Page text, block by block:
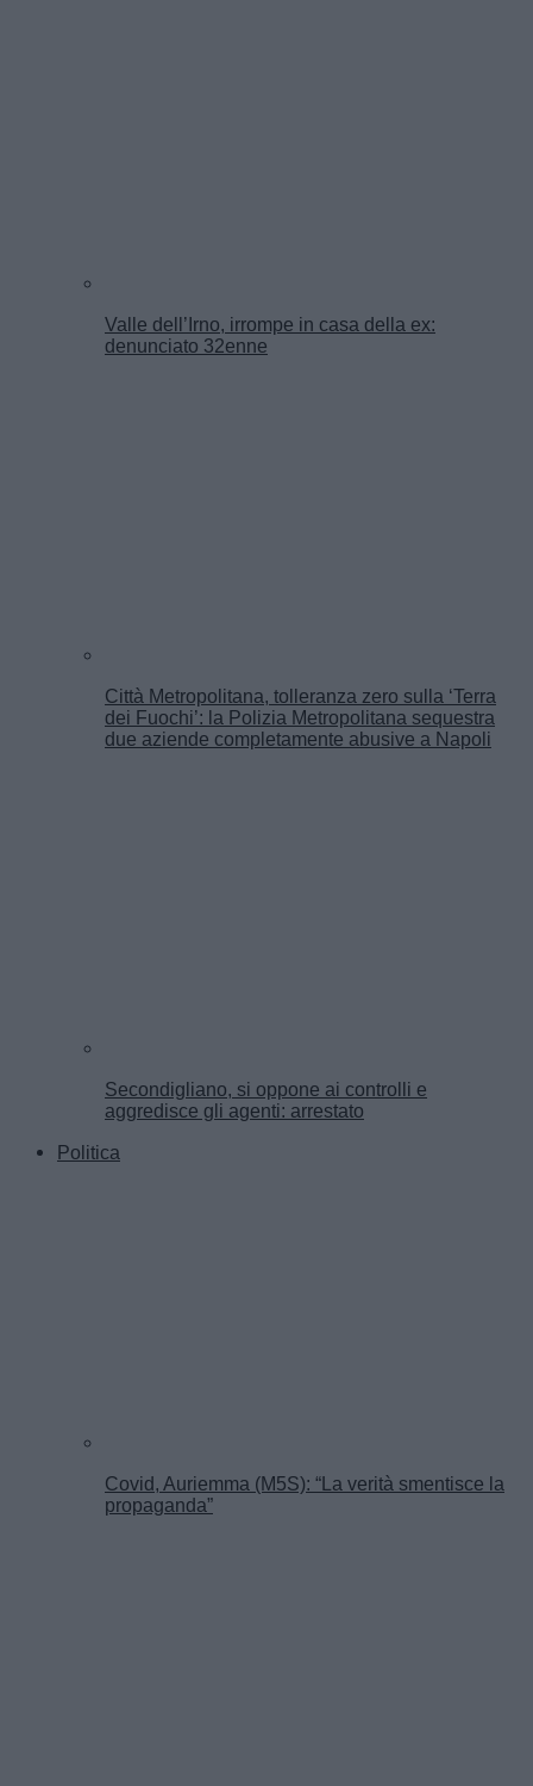
Valle dell’Irno, irrompe in casa della ex:
denunciato 32enne
Città Metropolitana, tolleranza zero sulla ‘Terra
dei Fuochi’: la Polizia Metropolitana sequestra
due aziende completamente abusive a Napoli
Secondigliano, si oppone ai controlli e
aggredisce gli agenti: arrestato
Politica
Covid, Auriemma (M5S): “La verità smentisce la
propaganda”